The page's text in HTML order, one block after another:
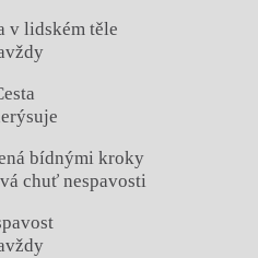
v lidském těle
bídnými kroky
chuť nespavosti